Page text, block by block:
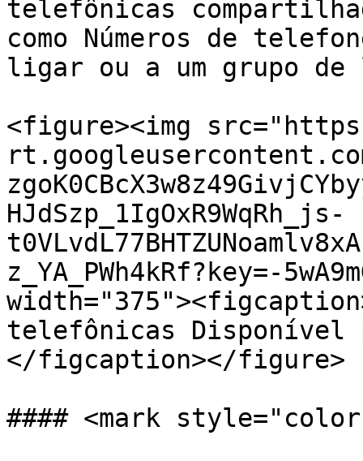
telefônicas
como Números de
ligar ou a um grupo
<figure><img
rt.googleusercontent.com/
HJdSzp_1IgOxR9WqRh_js-
z_YA_PWh4kRf?key=-
telefônicas Disponível
</figcaption></figure>
#### <mark